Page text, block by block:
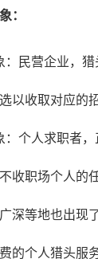
：
：民营企业，
以收取对应的
：个人求职者
收职场个人的
深等地也出现
的个人猎头服